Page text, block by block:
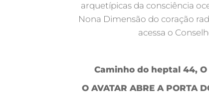
arquetípicas da consciência
Nona Dimensão do coração
acessa o
Caminho do heptal 44, O
O AVATAR ABRE A PORTA